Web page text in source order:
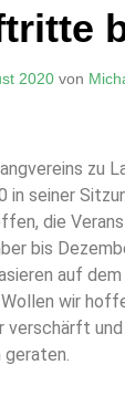
2020 von
zu
in seiner
die
bis
auf
wir
verschärft und
geraten.